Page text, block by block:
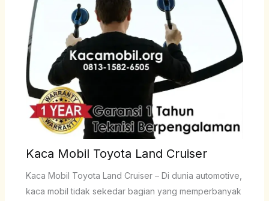
Kaca Mobil Toyota Land Cruiser
Kaca Mobil Toyota Land Cruiser – Di dunia automotive,
kaca mobil tidak sekedar bagian yang memperbanyak